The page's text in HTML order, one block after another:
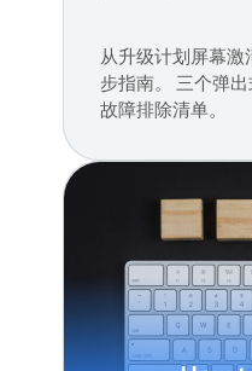
从升级计划屏幕
步指南。 三个弹
故障排除清单。